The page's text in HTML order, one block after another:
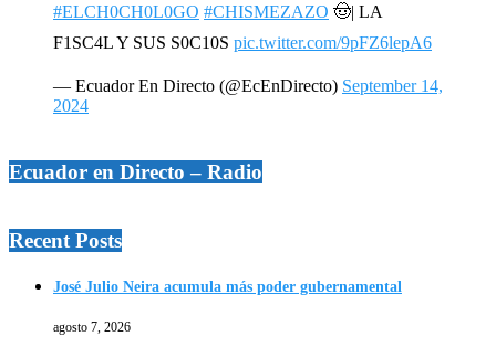
#ELCH0CH0L0GO #CHISMEZAZO 🤠| LA
F1SC4L Y SUS S0C10S pic.twitter.com/9pFZ6lepA6
— Ecuador En Directo (@EcEnDirecto) September 14,
2024
Ecuador en Directo – Radio
Recent Posts
José Julio Neira acumula más poder gubernamental
agosto 7, 2026